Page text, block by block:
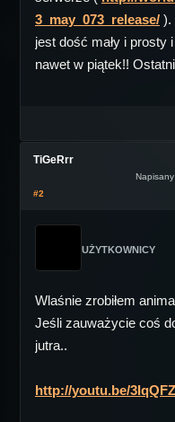
3_may_073_release/ ).
jest dość mały i prosty
nawet w piątek!!
TiGeRrr
#2
UŻYTKOWNICY
Wlaśnie zrobiłem
Jeśli zauważycie coś
jutra..
http://youtu.be/